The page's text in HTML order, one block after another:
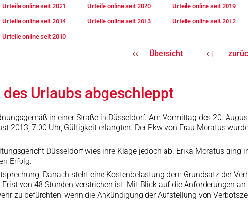
Urteile online seit 2021 Urteile online seit 2020 Urteile online seit 2019
Urteile online seit 2014 Urteile online seit 2013 Urteile online seit 2012
Urteile online seit 2010
Übersicht
Urlaubs abgeschleppt
in einer Straße in Düsseldorf. Am Vormittag des 20.
2013, 7.00 Uhr, Gültigkeit erlangten. Der Pkw von Frau Moratus
Düsseldorf wies ihre Klage jedoch ab. Erika Moratus ging
Erfolg.
Danach steht eine Kostenbelastung dem Grundsatz der
von 48 Stunden verstrichen ist. Mit Blick auf die Anforderungen
zu befürchten, wenn die Ankündigung der Aufstellung von